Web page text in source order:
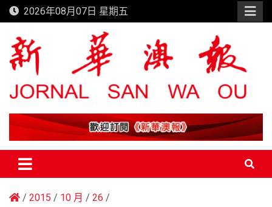
Skip
to
content
2026年08月07日 星期五
新華澳報
2015 10 月
26